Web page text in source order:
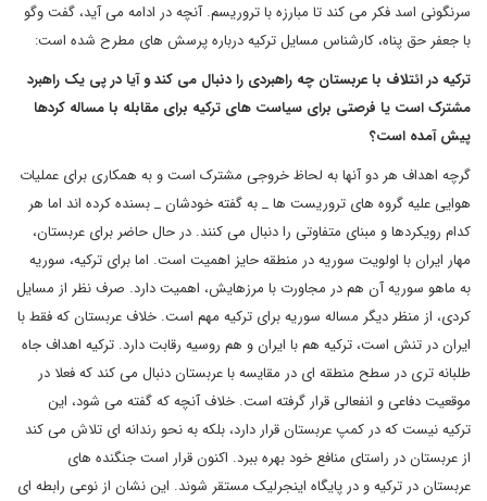
سرنگونی اسد فکر می کند تا مبارزه با تروریسم. آنچه در ادامه می آید، گفت وگو
با جعفر حق پناه، کارشناس مسایل ترکیه درباره پرسش های مطرح شده است:
ترکیه در ائتلاف با عربستان چه راهبردی را دنبال می کند و آیا در پی یک راهبرد
مشترک است یا فرصتی برای سیاست های ترکیه برای مقابله با مساله کردها
پیش آمده است؟
گرچه اهداف هر دو آنها به لحاظ خروجی مشترک است و به همکاری برای عملیات
هوایی علیه گروه های تروریست ها _ به گفته خودشان _ بسنده کرده اند اما هر
کدام رویکردها و مبنای متفاوتی را دنبال می کنند. در حال حاضر برای عربستان،
مهار ایران با اولویت سوریه در منطقه حایز اهمیت است. اما برای ترکیه، سوریه
به ماهو سوریه آن هم در مجاورت با مرزهایش، اهمیت دارد. صرف نظر از مسایل
کردی، از منظر دیگر مساله سوریه برای ترکیه مهم است. خلاف عربستان که فقط با
ایران در تنش است، ترکیه هم با ایران و هم روسیه رقابت دارد. ترکیه اهداف جاه
طلبانه تری در سطح منطقه ای در مقایسه با عربستان دنبال می کند که فعلا در
موقعیت دفاعی و انفعالی قرار گرفته است. خلاف آنچه که گفته می شود، این
ترکیه نیست که در کمپ عربستان قرار دارد، بلکه به نحو رندانه ای تلاش می کند
از عربستان در راستای منافع خود بهره ببرد. اکنون قرار است جنگنده های
عربستان در ترکیه و در پایگاه اینجرلیک مستقر شوند. این نشان از نوعی رابطه ای